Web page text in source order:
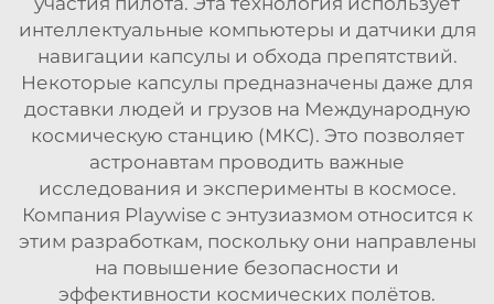
интеллектуальные компьютеры и датчики для
навигации капсулы и обхода препятствий.
Некоторые капсулы предназначены даже для
доставки людей и грузов на Международную
космическую станцию (МКС). Это позволяет
астронавтам проводить важные
исследования и эксперименты в космосе.
Компания Playwise с энтузиазмом относится к
этим разработкам, поскольку они направлены
на повышение безопасности и
эффективности космических полётов.